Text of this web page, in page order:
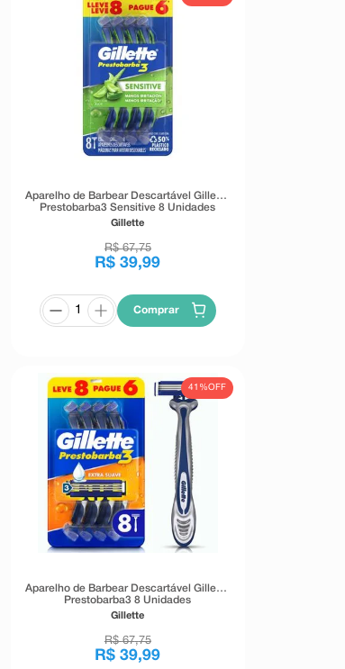
Aparelho de Barbear Descartável Gillette
Prestobarba3 Sensitive 8 Unidades
Gillette
R$ 67,75
R$ 39,99
Comprar
41%OFF
Aparelho de Barbear Descartável Gillette
Prestobarba3 8 Unidades
Gillette
R$ 67,75
R$ 39,99